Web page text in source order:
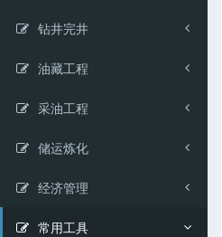
钻井完井
油藏工程
采油工程
储运炼化
经济管理
常用工具